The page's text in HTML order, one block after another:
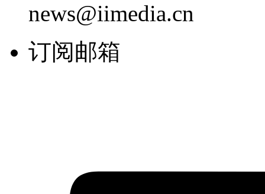
news@iimedia.cn
订阅邮箱